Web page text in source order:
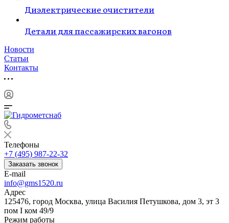
Диэлектрические очистители
Детали для пассажирских вагонов
Новости
Статьи
Контакты
Телефоны
+7 (495) 987-22-32
Заказать звонок
E-mail
info@gms1520.ru
Адрес
125476, город Москва, улица Василия Петушкова, дом 3, эт 3
пом I ком 49/9
Режим работы